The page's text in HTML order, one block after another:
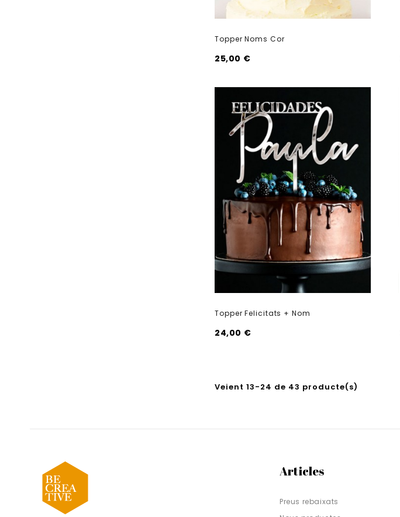
Topper Noms Cor
25,00 €
Topper Felicitats + Nom
24,00 €
Veient 13-24 de 43 producte(s)
Articles
Preus rebaixats